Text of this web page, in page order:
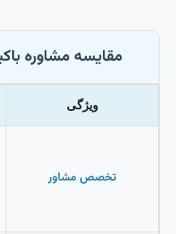
مقایسه مشاوره
ویژگی
تخصص مشاور